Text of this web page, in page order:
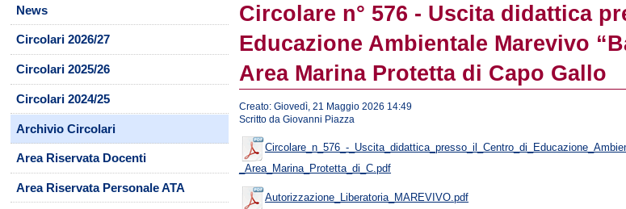
Circolare n° 576 - Uscita didattica
Educazione Ambientale Marevivo
Area Marina Protetta di Capo Gallo
Creato: Giovedì, 21 Maggio 2026 14:49
Scritto da Giovanni Piazza
Circolare_n_576_-
_Area_Marina_Protetta_di_C.pdf
Autorizzazione_Liberatoria_MAREVIVO.pdf
News
Circolari 2026/27
Circolari 2025/26
Circolari 2024/25
Archivio Circolari
Area Riservata Docenti
Area Riservata Personale ATA